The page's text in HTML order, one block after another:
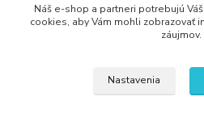
Náš e-shop a partneri potrebujú Váš
cookies, aby Vám mohli zobrazovať
záujmov.
Nastavenia